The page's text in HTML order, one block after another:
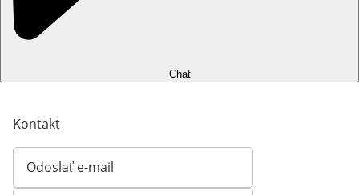
Chat
Kontakt
Odoslať e-mail
Otvorí e-mailového klienta